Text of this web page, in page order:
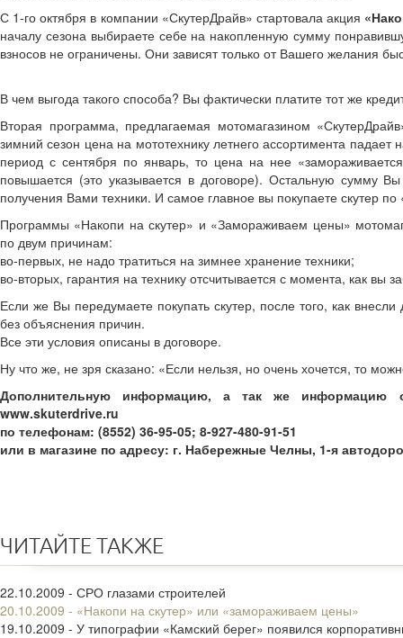
С 1-го октября в компании «СкутерДрайв» стартовала акция
началу сезона выбираете себе на накопленную сумму
взносов не ограничены. Они зависят только от Вашего желания
В чем выгода такого способа? Вы фактически платите тот же
Вторая программа, предлагаемая мотомагазином
зимний сезон цена на мототехнику летнего ассортимента
период с сентября по январь, то цена на нее
повышается (это указывается в договоре). Остальную
получения Вами техники. И самое главное вы покупаете скутер
Программы «Накопи на скутер» и «Замораживаем цены»
по двум причинам:
во-первых, не надо тратиться на зимнее хранение техники;
во-вторых, гарантия на технику отсчитывается с момента, как вы
Если же Вы передумаете покупать скутер, после того, как
без объяснения причин.
Все эти условия описаны в договоре.
Ну что же, не зря сказано: «Если нельзя, но очень хочется, то
Дополнительную информацию, а так же информацию
www.skuterdrive.ru
по телефонам: (8552) 36-95-05; 8-927-480-91-51
или в магазине по адресу: г. Набережные Челны, 1-я
ЧИТАЙТЕ ТАКЖЕ
22.10.2009 - СРО глазами строителей
20.10.2009 - «Накопи на скутер» или «замораживаем цены»
19.10.2009 - У типографии «Камский берег» появился